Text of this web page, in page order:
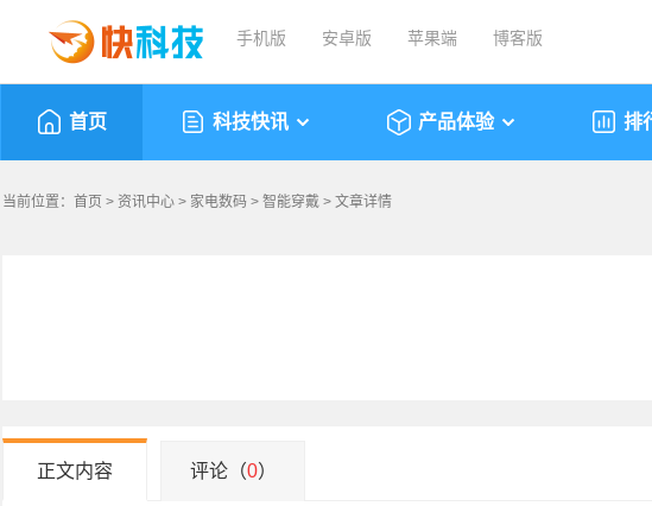
手机版 安卓版 苹果端 博客版
首页 科技快讯 产品体验 排
当前位置： 首页 > 资讯中心 > 家电数码 > 智能穿戴 > 文章详情
正文内容 评论（0）